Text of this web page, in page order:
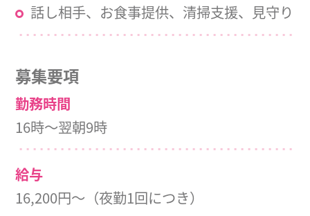
話し相手、お食事提供、清掃支援、見守り
募集要項
勤務時間
16時～翌朝9時
給与
16,200円～（夜勤1回につき）